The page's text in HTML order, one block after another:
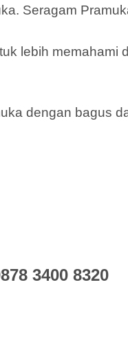
Seragam
lebih memahami
dengan bagus
3400 8320